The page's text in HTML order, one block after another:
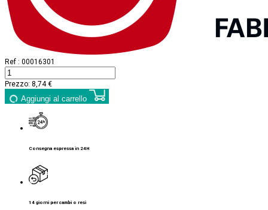
Ref : 00016301
Prezzo: 8,74 €
Aggiungi al carrello
Consegna espressa in 24H
14 giorni per cambi o resi